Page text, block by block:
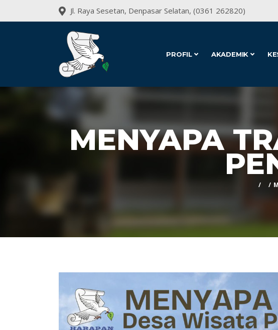
Jl. Raya Sesetan, Denpasar Selatan, (0361 262820)
PROFIL AKADEMIK
MENYAPA